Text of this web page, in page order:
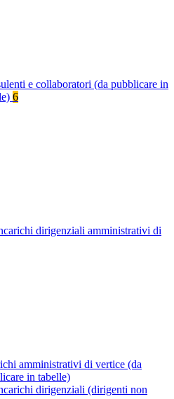
e collaboratori (da pubblicare in
6
dirigenziali amministrativi di
amministrativi di vertice (da
in tabelle)
dirigenziali (dirigenti non